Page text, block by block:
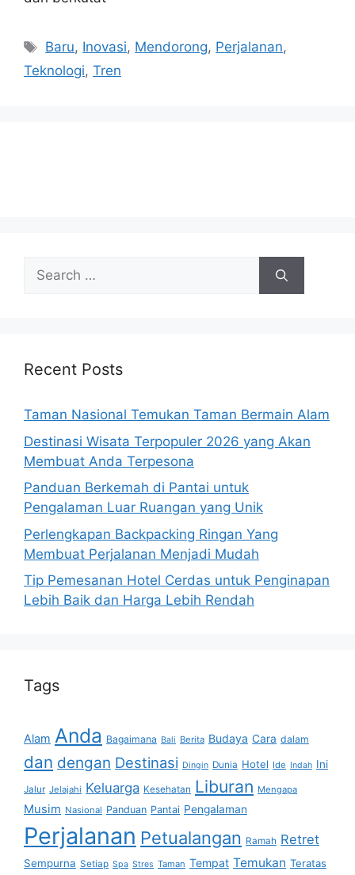
Tags
Baru, Inovasi, Mendorong, Perjalanan,
Teknologi, Tren
Search
for:
Recent Posts
Taman Nasional Temukan Taman Bermain Alam
Destinasi Wisata Terpopuler 2026 yang Akan
Membuat Anda Terpesona
Panduan Berkemah di Pantai untuk
Pengalaman Luar Ruangan yang Unik
Perlengkapan Backpacking Ringan Yang
Membuat Perjalanan Menjadi Mudah
Tip Pemesanan Hotel Cerdas untuk Penginapan
Lebih Baik dan Harga Lebih Rendah
Tags
Alam Anda Bagaimana Bali Berita Budaya Cara dalam
dan dengan Destinasi Dingin Dunia Hotel Ide Indah Ini
Jalur Jelajahi Keluarga Kesehatan Liburan Mengapa
Musim Nasional Panduan Pantai Pengalaman
Perjalanan Petualangan Ramah Retret
Sempurna Setiap Spa Stres Taman Tempat Temukan Teratas